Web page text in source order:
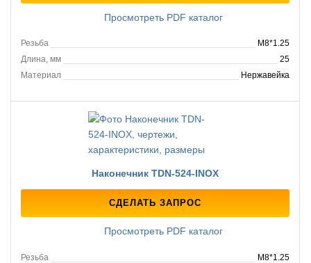
Просмотреть PDF каталог
Резьба
M8*1.25
Длина, мм
25
Материал
Нержавейка
Наконечник TDN-524-INOX
СДЕЛАТЬ ЗАПРОС
Просмотреть PDF каталог
Резьба
M8*1.25